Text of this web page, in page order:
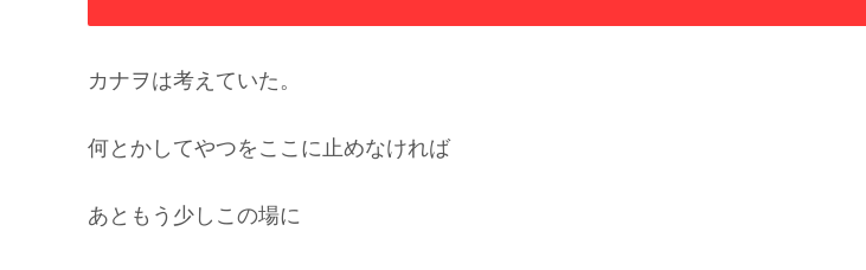
カナヲは考えていた。
何とかしてやつをここに止めなければ
あともう少しこの場に